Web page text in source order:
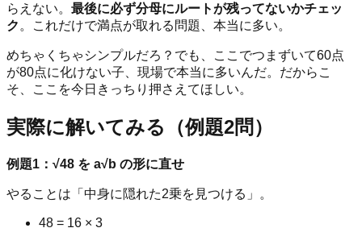
らえない。 最後に必ず分母にルートが残ってないかチェッ
ク 。これだけで満点が取れる問題、本当に多い。
めちゃくちゃシンプルだろ？でも、ここでつまずいて60点
が80点に化けない子、現場で本当に多いんだ。だからこ
そ、ここを今日きっちり押さえてほしい。
実際に解いてみる（例題2問）
例題1：√48 を a√b の形に直せ
やることは「中身に隠れた2乗を見つける」。
48 = 16 × 3